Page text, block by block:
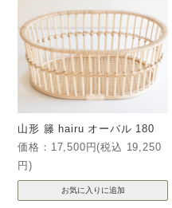
山形 籐 hairu オーバル 180
価格：17,500円(税込 19,250
円)